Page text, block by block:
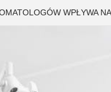
WPŁYWA